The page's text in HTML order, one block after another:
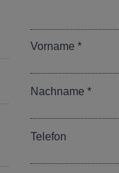
Vorname
Nachname
Telefon